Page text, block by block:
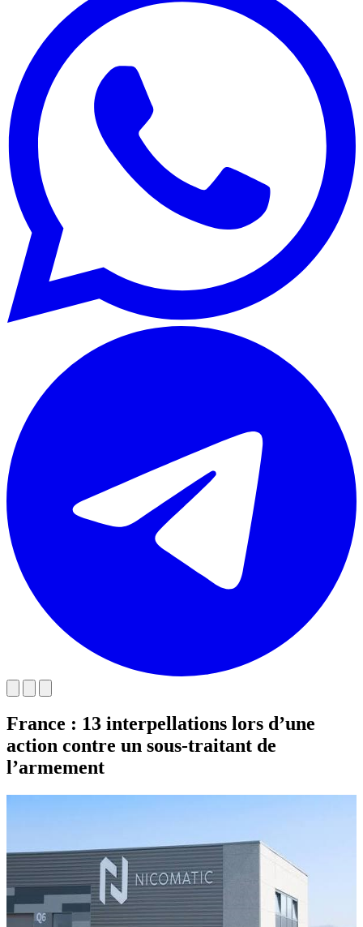
France : 13 interpellations lors d’une
action contre un sous-traitant de
l’armement